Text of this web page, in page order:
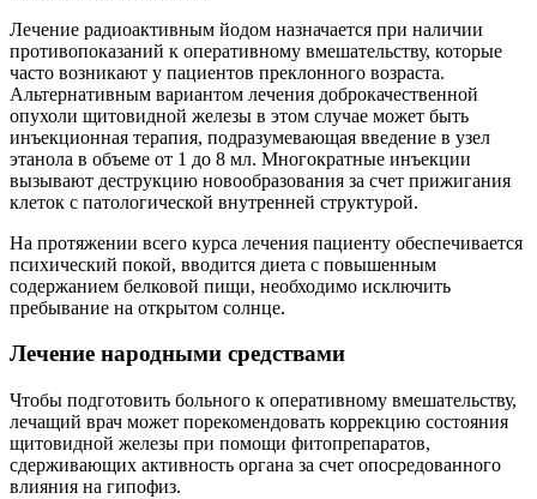
Лечение радиоактивным йодом назначается при наличии
противопоказаний к оперативному вмешательству, которые
часто возникают у пациентов преклонного возраста.
Альтернативным вариантом лечения доброкачественной
опухоли щитовидной железы в этом случае может быть
инъекционная терапия, подразумевающая введение в узел
этанола в объеме от 1 до 8 мл. Многократные инъекции
вызывают деструкцию новообразования за счет прижигания
клеток с патологической внутренней структурой.
На протяжении всего курса лечения пациенту обеспечивается
психический покой, вводится диета с повышенным
содержанием белковой пищи, необходимо исключить
пребывание на открытом солнце.
Лечение народными средствами
Чтобы подготовить больного к оперативному вмешательству,
лечащий врач может порекомендовать коррекцию состояния
щитовидной железы при помощи фитопрепаратов,
сдерживающих активность органа за счет опосредованного
влияния на гипофиз.